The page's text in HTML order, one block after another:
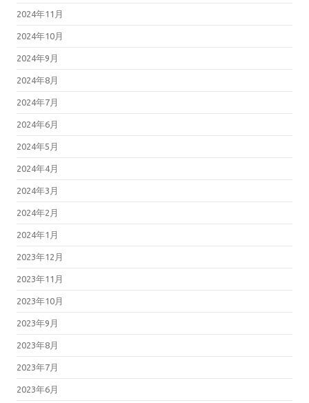
2024年11月
2024年10月
2024年9月
2024年8月
2024年7月
2024年6月
2024年5月
2024年4月
2024年3月
2024年2月
2024年1月
2023年12月
2023年11月
2023年10月
2023年9月
2023年8月
2023年7月
2023年6月